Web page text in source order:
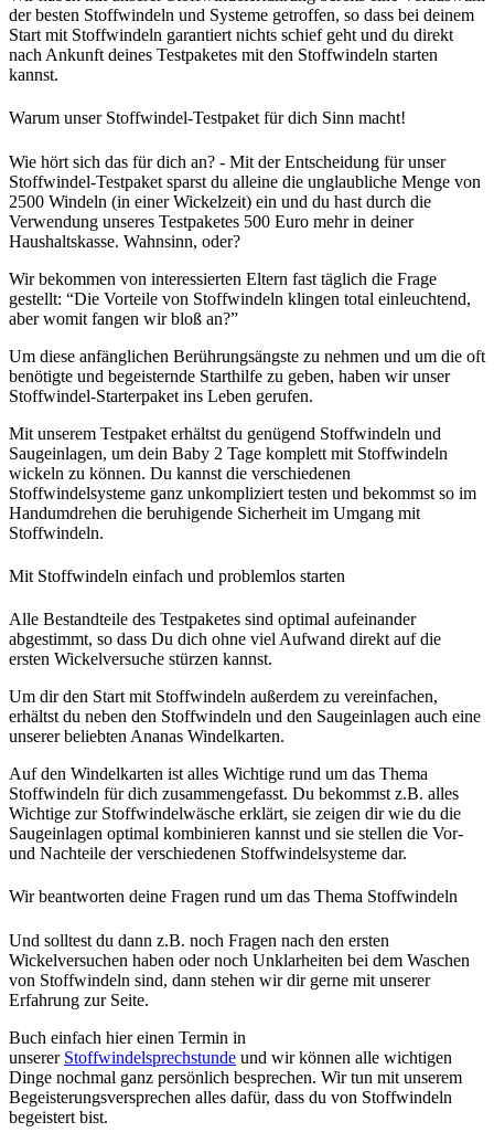
der besten Stoffwindeln und Systeme getroffen, so dass bei deinem
Start mit Stoffwindeln garantiert nichts schief geht und du direkt
nach Ankunft deines Testpaketes mit den Stoffwindeln starten
kannst.
Warum unser Stoffwindel-Testpaket für dich Sinn macht!
Wie hört sich das für dich an? - Mit der Entscheidung für unser
Stoffwindel-Testpaket sparst du alleine die unglaubliche Menge von
2500 Windeln (in einer Wickelzeit) ein und du hast durch die
Verwendung unseres Testpaketes 500 Euro mehr in deiner
Haushaltskasse. Wahnsinn, oder?
Wir bekommen von interessierten Eltern fast täglich die Frage
gestellt: “Die Vorteile von Stoffwindeln klingen total einleuchtend,
aber womit fangen wir bloß an?”
Um diese anfänglichen Berührungsängste zu nehmen und um die oft
benötigte und begeisternde Starthilfe zu geben, haben wir unser
Stoffwindel-Starterpaket ins Leben gerufen.
Mit unserem Testpaket erhältst du genügend Stoffwindeln und
Saugeinlagen, um dein Baby 2 Tage komplett mit Stoffwindeln
wickeln zu können. Du kannst die verschiedenen
Stoffwindelsysteme ganz unkompliziert testen und bekommst so im
Handumdrehen die beruhigende Sicherheit im Umgang mit
Stoffwindeln.
Mit Stoffwindeln einfach und problemlos starten
Alle Bestandteile des Testpaketes sind optimal aufeinander
abgestimmt, so dass Du dich ohne viel Aufwand direkt auf die
ersten Wickelversuche stürzen kannst.
Um dir den Start mit Stoffwindeln außerdem zu vereinfachen,
erhältst du neben den Stoffwindeln und den Saugeinlagen auch eine
unserer beliebten Ananas Windelkarten.
Auf den Windelkarten ist alles Wichtige rund um das Thema
Stoffwindeln für dich zusammengefasst. Du bekommst z.B. alles
Wichtige zur Stoffwindelwäsche erklärt, sie zeigen dir wie du die
Saugeinlagen optimal kombinieren kannst und sie stellen die Vor-
und Nachteile der verschiedenen Stoffwindelsysteme dar.
Wir beantworten deine Fragen rund um das Thema Stoffwindeln
Und solltest du dann z.B. noch Fragen nach den ersten
Wickelversuchen haben oder noch Unklarheiten bei dem Waschen
von Stoffwindeln sind, dann stehen wir dir gerne mit unserer
Erfahrung zur Seite.
Buch einfach hier einen Termin in
unserer Stoffwindelsprechstunde und wir können alle wichtigen
Dinge nochmal ganz persönlich besprechen. Wir tun mit unserem
Begeisterungsversprechen alles dafür, dass du von Stoffwindeln
begeistert bist.